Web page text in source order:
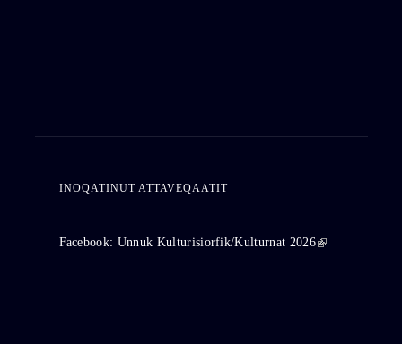
INOQATINUT ATTAVEQAATIT
Facebook: Unnuk Kulturisiorfik/Kulturnat 2026(link is